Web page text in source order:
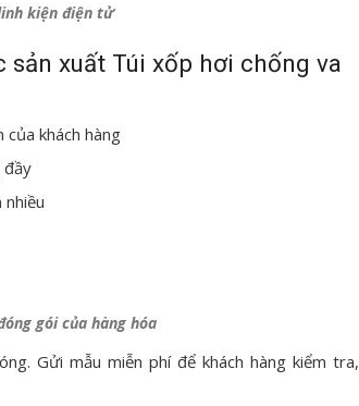
kiện điện tử
sản xuất Túi xốp hơi chống va
khách hàng
đầy
gói của hàng hóa
Gửi mẫu miễn phí để khách hàng kiểm tra,